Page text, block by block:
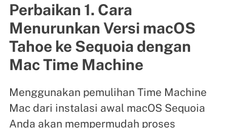
Perbaikan 1. Cara
Menurunkan Versi macOS
Tahoe ke Sequoia dengan
Mac Time Machine
Menggunakan pemulihan Time Machine
Mac dari instalasi awal macOS Sequoia
Anda akan mempermudah proses